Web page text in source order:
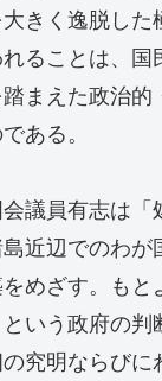
きく逸脱し
ることは、国
まえた政治
ある。
議員有志は
近辺でのわ
めざす。もと
という政府の
究明ならび